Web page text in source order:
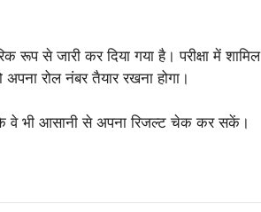
रूप से जारी कर दिया गया है। परीक्षा में शामिल
रोल नंबर तैयार रखना होगा।
वे भी आसानी से अपना रिजल्ट चेक कर सकें।